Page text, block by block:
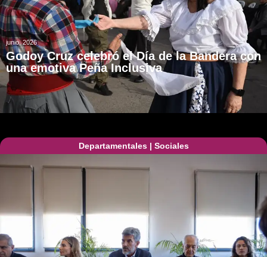
junio, 2026
Godoy Cruz celebró el Día de la Bandera con
una emotiva Peña Inclusiva
Departamentales| Sociales